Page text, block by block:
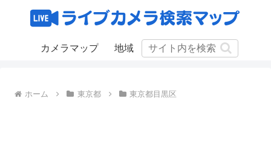
カメラマップ 地域
ホーム 東京都 東京都目黒区